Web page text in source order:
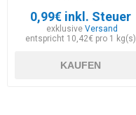
0,99€ inkl. Steuer
exklusiveVersand
entspricht 10,42€ pro 1 kg(s)
KAUFEN